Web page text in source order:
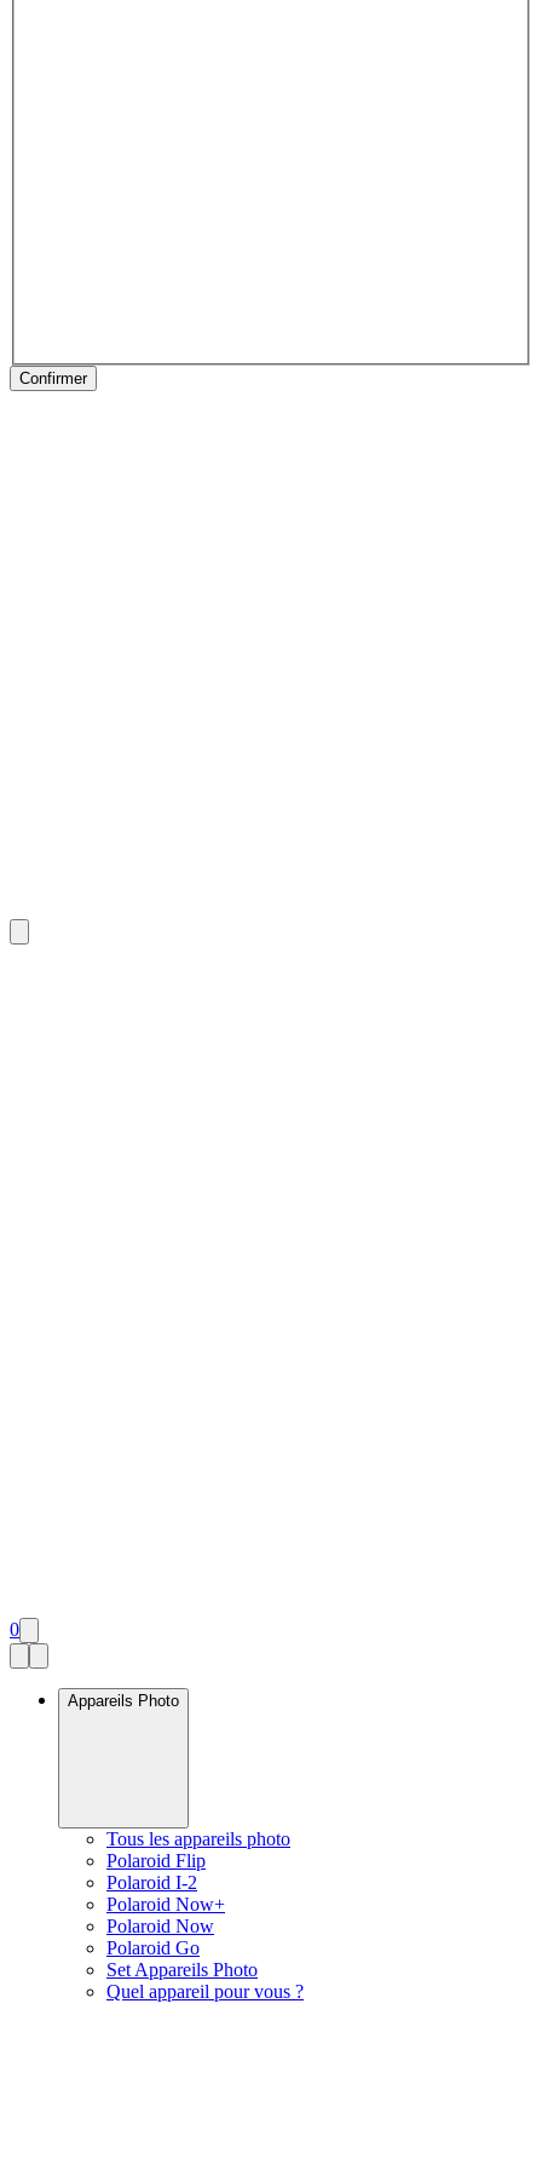
Confirmer
0
Appareils Photo
Tous les appareils photo
Polaroid Flip
Polaroid I-2
Polaroid Now+
Polaroid Now
Polaroid Go
Set Appareils Photo
Quel appareil pour vous ?